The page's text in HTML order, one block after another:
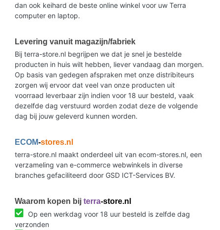
dan ook keihard de beste online winkel voor uw Terra
computer en laptop.
Levering vanuit magazijn/fabriek
Bij terra-store.nl begrijpen we dat je snel je bestelde
producten in huis wilt hebben, liever vandaag dan morgen.
Op basis van gedegen afspraken met onze distribiteurs
zorgen wij ervoor dat veel van onze producten uit
voorraad leverbaar zijn indien voor 18 uur besteld, vaak
dezelfde dag verstuurd worden zodat deze de volgende
dag bij jouw geleverd kunnen worden.
ECOM-stores.nl
terra-store.nl maakt onderdeel uit van ecom-stores.nl, een
verzameling van e-commerce webwinkels in diverse
branches gefaciliteerd door GSD ICT-Services BV.
Waarom kopen bij terra-store.nl
Op een werkdag voor 18 uur besteld is zelfde dag
verzonden